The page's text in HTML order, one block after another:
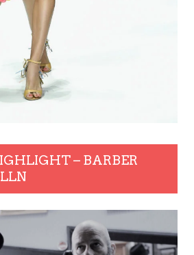
– BARBER